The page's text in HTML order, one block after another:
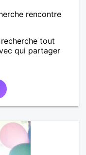
rencontre
tout
qui partager